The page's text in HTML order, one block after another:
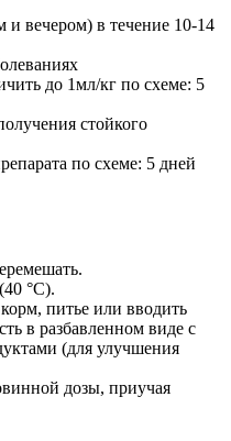
и вечером) в течение 10-14
до 1мл/кг по схеме: 5
стойкого
по схеме: 5 дней
°С).
питье или вводить
в разбавленном виде с
(для улучшения
дозы, приучая